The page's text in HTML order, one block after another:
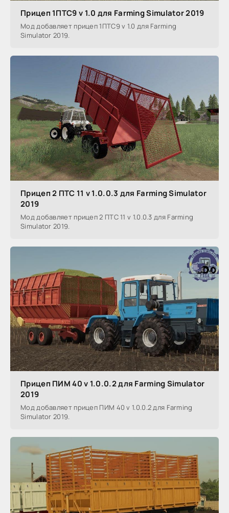
Прицеп 1ПТС9 v 1.0 для Farming Simulator 2019
Мод добавляет прицеп 1ПТС9 v 1.0 для Farming
Simulator 2019.
Прицеп 2 ПТС 11 v 1.0.0.3 для Farming Simulator
2019
Мод добавляет прицеп 2 ПТС 11 v 1.0.0.3 для Farming
Simulator 2019.
Прицеп ПИМ 40 v 1.0.0.2 для Farming Simulator
2019
Мод добавляет прицеп ПИМ 40 v 1.0.0.2 для Farming
Simulator 2019.